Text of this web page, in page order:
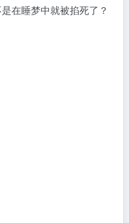
在睡梦中就被掐死了？